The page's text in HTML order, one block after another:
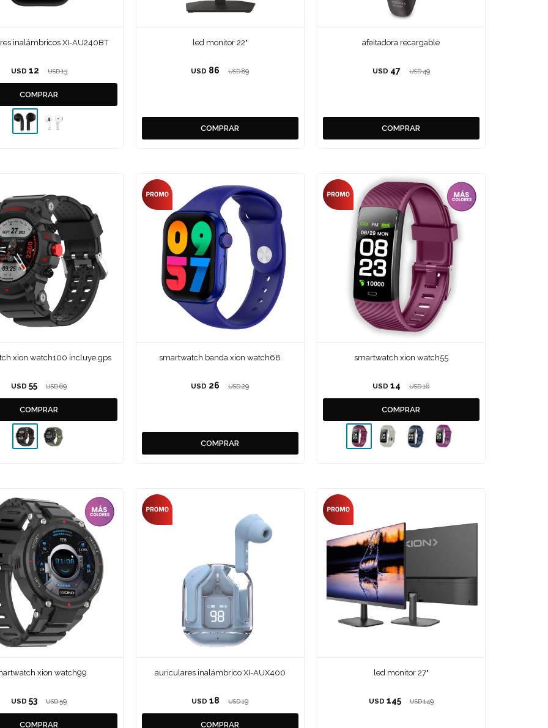
inalámbricos XI-AU240BT
USD 12 USD 13
led monitor 22"
USD 86 USD 89
afeitadora recargable
USD 47 USD 49
xion watch100 incluye gps
USD 55 USD 69
smartwatch banda xion watch68
USD 26 USD 29
smartwatch xion watch55
USD 14 USD 16
xion watch99
USD 53 USD 59
auriculares inalámbrico XI-AUX400
USD 18 USD 19
led monitor 27"
USD 145 USD 149